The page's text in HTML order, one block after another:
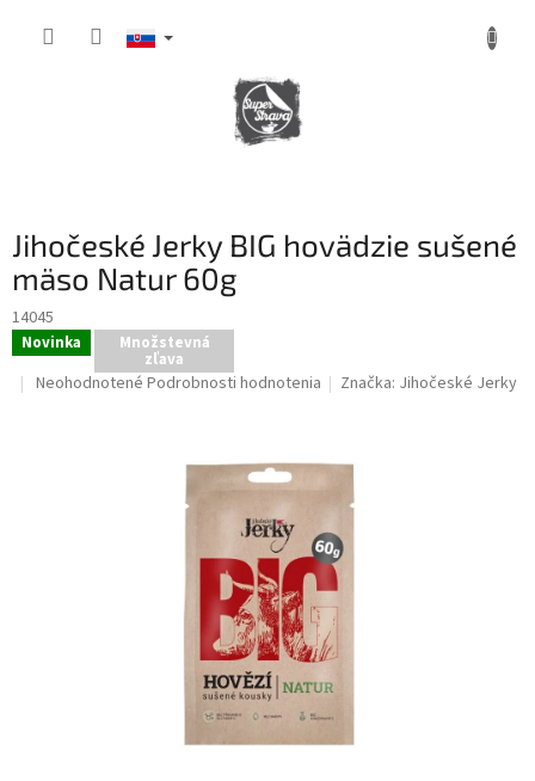
Jihočeské Jerky BIG hovädzie sušené
mäso Natur 60g
14045
Novinka Množstevná
zľava
Priemerné
Neohodnotené Podrobnosti hodnotenia Značka: Jihočeské Jerky